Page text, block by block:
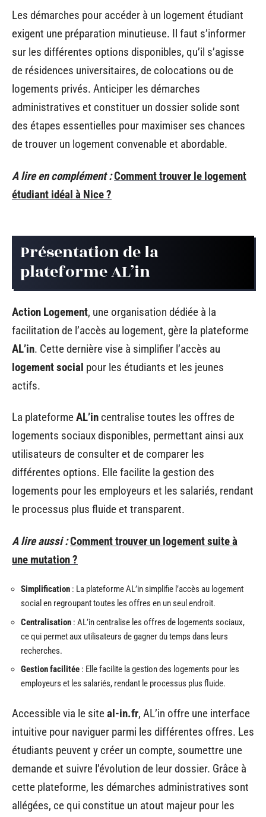
Les démarches pour accéder à un logement étudiant
exigent une préparation minutieuse. Il faut s’informer
sur les différentes options disponibles, qu’il s’agisse
de résidences universitaires, de colocations ou de
logements privés. Anticiper les démarches
administratives et constituer un dossier solide sont
des étapes essentielles pour maximiser ses chances
de trouver un logement convenable et abordable.
A lire en complément :Comment trouver le logement
étudiant idéal à Nice ?
Présentation de la
plateforme AL’in
Action Logement, une organisation dédiée à la
facilitation de l’accès au logement, gère la plateforme
AL’in. Cette dernière vise à simplifier l’accès au
logement social pour les étudiants et les jeunes
actifs.
La plateformeAL’in centralise toutes les offres de
logements sociaux disponibles, permettant ainsi aux
utilisateurs de consulter et de comparer les
différentes options. Elle facilite la gestion des
logements pour les employeurs et les salariés, rendant
le processus plus fluide et transparent.
A lire aussi :Comment trouver un logement suite à
une mutation ?
Simplification : La plateforme AL’in simplifie l’accès au logement
social en regroupant toutes les offres en un seul endroit.
Centralisation : AL’in centralise les offres de logements sociaux,
ce qui permet aux utilisateurs de gagner du temps dans leurs
recherches.
Gestion facilitée : Elle facilite la gestion des logements pour les
employeurs et les salariés, rendant le processus plus fluide.
Accessible via le siteal-in.fr, AL’in offre une interface
intuitive pour naviguer parmi les différentes offres. Les
étudiants peuvent y créer un compte, soumettre une
demande et suivre l’évolution de leur dossier. Grâce à
cette plateforme, les démarches administratives sont
allégées, ce qui constitue un atout majeur pour les